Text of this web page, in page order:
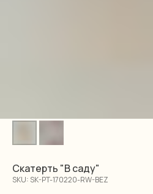
Скатерть "В саду"
SKU: SK-PT-170220-RW-BEZ